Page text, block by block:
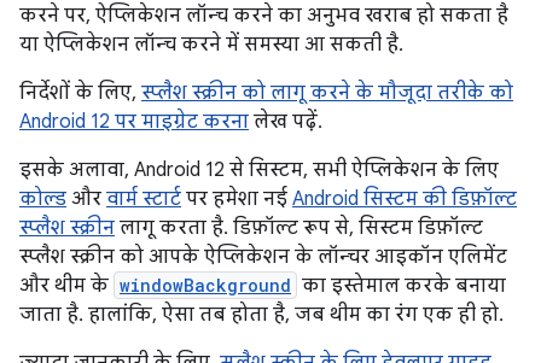
करने पर, ऐप्लिकेशन लॉन्च करने का अनुभव खराब हो सकता है
या ऐप्लिकेशन लॉन्च करने में समस्या आ सकती है.
निर्देशों के लिए, स्प्लैश स्क्रीन को लागू करने के मौजूदा तरीके को
Android 12 पर माइग्रेट करना लेख पढ़ें.
इसके अलावा, Android 12 से सिस्टम, सभी ऐप्लिकेशन के लिए
कोल्ड और वार्म स्टार्ट पर हमेशा नई Android सिस्टम की डिफ़ॉल्ट
स्प्लैश स्क्रीन लागू करता है. डिफ़ॉल्ट रूप से, सिस्टम डिफ़ॉल्ट
स्प्लैश स्क्रीन को आपके ऐप्लिकेशन के लॉन्चर आइकॉन एलिमेंट
और थीम के windowBackground का इस्तेमाल करके बनाया
जाता है. हालांकि, ऐसा तब होता है, जब थीम का रंग एक ही हो.